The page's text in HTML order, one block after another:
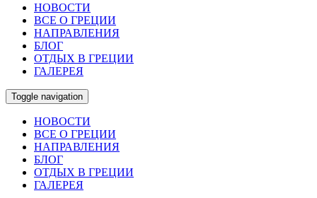
НОВОСТИ
ВСЕ О ГРЕЦИИ
НАПРАВЛЕНИЯ
БЛОГ
ОТДЫХ В ГРЕЦИИ
ГАЛЕРЕЯ
Toggle navigation
НОВОСТИ
ВСЕ О ГРЕЦИИ
НАПРАВЛЕНИЯ
БЛОГ
ОТДЫХ В ГРЕЦИИ
ГАЛЕРЕЯ